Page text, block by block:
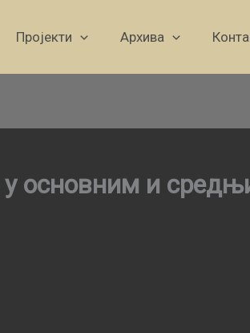
Пројекти Архива
у основним и